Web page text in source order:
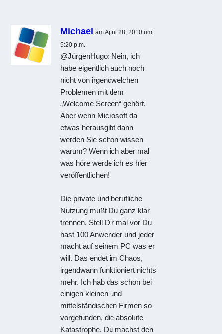
Michael am April 28, 2010 um
5:20 p.m.
@JürgenHugo: Nein, ich
habe eigentlich auch noch
nicht von irgendwelchen
Problemen mit dem
„Welcome Screen“ gehört.
Aber wenn Microsoft da
etwas herausgibt dann
werden Sie schon wissen
warum? Wenn ich aber mal
was höre werde ich es hier
veröffentlichen!
Die private und berufliche
Nutzung mußt Du ganz klar
trennen. Stell Dir mal vor Du
hast 100 Anwender und jeder
macht auf seinem PC was er
will. Das endet im Chaos,
irgendwann funktioniert nichts
mehr. Ich hab das schon bei
einigen kleinen und
mittelständischen Firmen so
vorgefunden, die absolute
Katastrophe. Du machst den